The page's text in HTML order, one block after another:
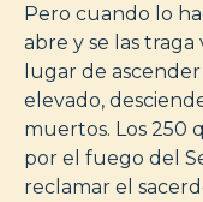
Pero cuando lo
abre y se las traga
lugar de
elevado,
muertos. Los 250
por el fuego del
reclamar el